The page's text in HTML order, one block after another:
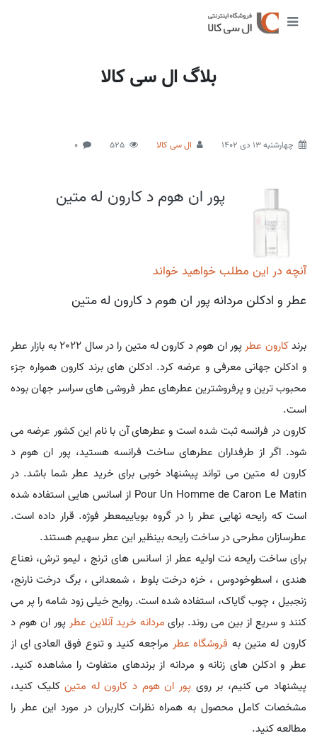
بلاگ ال سی کالا
چهارشنبه 13 دی 1402 ال سی کالا 525
0
پور ان هوم د کارون له متین
آنچه در این مطلب خواهید خواند
عطر و ادکلن مردانه پور ان هوم د کارون له متین
برندکارون عطر
پور ان هوم د کارون له متین را در سال 2022 به بازار عطر
و ادکلن جهانی معرفی و عرضه کرد. ادکلن های برند کارون همواره جزء
محبوب ترین و پرفروشترین عطرهای عطر فروشی های سراسر جهان بوده
است.
کارون در فرانسه ثبت شده است و عطرهای آن با نام این کشور عرضه می
شود. اگر از طرفداران عطرهای ساخت فرانسه هستید، پور ان هوم د
کارون له متین می تواند پیشنهاد خوبی برای خرید عطر شما باشد. در
Pour Un Homme de Caron Le Matin از اسانس هایی استفاده شده
است که رایحه نهایی عطر را در گروه بویاییمعطر فوژه. قرار داده است.
عطرسازان مطرحی در ساخت رایحه بینظیر این عطر سهیم هستند.
برای ساخت رایحه نت اولیه عطر از اسانس های ترنج ، لیمو ترش، نعناع
هندی ، اسطوخودوس ، خزه درخت بلوط ، شمعدانی ، برگ درخت نارنج،
زنجبیل ، چوب گایاک، استفاده شده است. روایح خیلی زود شامه را پر می
کنند و سریع از بین می روند. برای مردانه خرید آنلاین عطر پور ان هوم د
کارون له متین به فروشگاه عطر مراجعه کنید و تنوع فوق العادی ای از
عطر و ادکلن های زنانه و مردانه از برندهای متفاوت را مشاهده کنید.
پیشنهاد می کنیم، بر رویپور ان هوم د کارون له متینکلیک کنید،
مشخصات کامل محصول به همراه نظرات کاربران در مورد این عطر را
مطالعه کنید.